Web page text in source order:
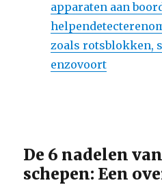
apparaten aan
zoals rotsblokken,
enzovoort
De 6 nadelen
schepen: Een